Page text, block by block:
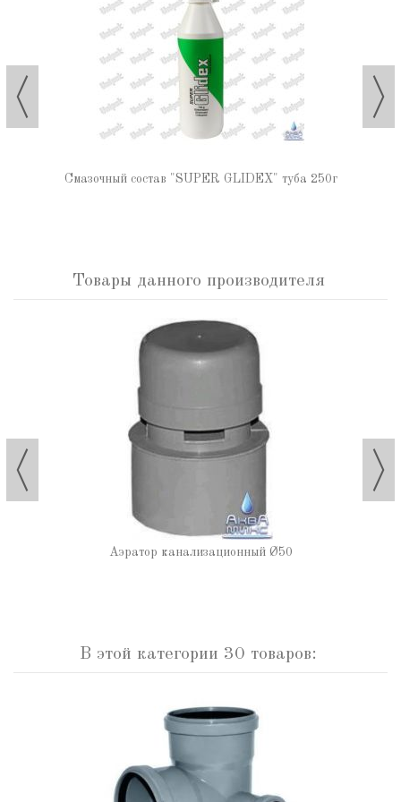
Смазочный состав "SUPER GLIDEX" туба 250г
Товары данного производителя
Аэратор канализационный Ø50
В этой категории 30 товаров: